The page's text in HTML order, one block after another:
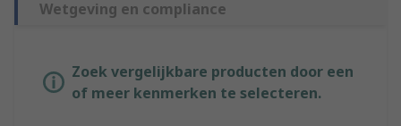
Wetgeving en compliance
Zoek vergelijkbare producten door een
of meer kenmerken te selecteren.